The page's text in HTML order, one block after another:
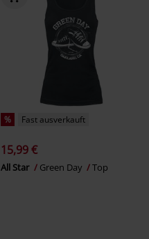
% Fast ausverkauft
15,99 €
All Star Green Day Top